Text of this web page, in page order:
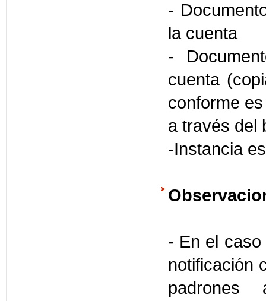
-
la cuenta
-
cuenta
conforme
a través del
-Instancia
- En el
notificación